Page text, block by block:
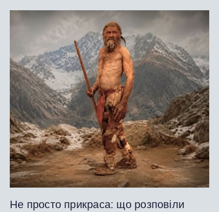
Не просто прикраса: що розповіли